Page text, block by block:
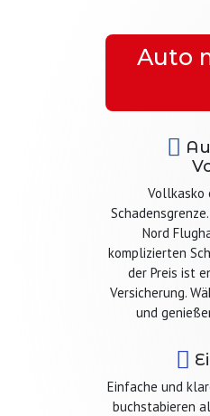
Auto
Vollkasko
Nord
komplizierten
der Preis ist
Versicherung.
und
Einfache und
buchstabieren